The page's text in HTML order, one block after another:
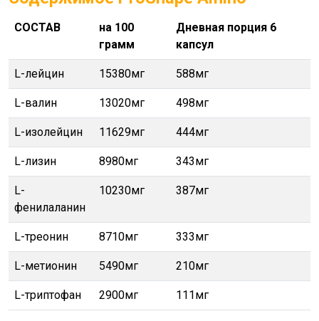
СОСТАВ
на 100
грамм
Дневная порция 6
капсул
L-лейцин 15380мг 588мг
L-валин 13020мг 498мг
L-изолейцин 11629мг 444мг
L-лизин 8980мг 343мг
L-
фенилаланин
10230мг 387мг
L-треонин 8710мг 333мг
L-метионин 5490мг 210мг
L-триптофан 2900мг 111мг